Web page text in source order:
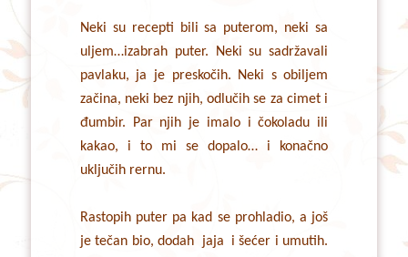
Neki su recepti bili sa puterom, neki sa
uljem…izabrah puter. Neki su sadržavali
pavlaku, ja je preskočih. Neki s obiljem
začina, neki bez njih, odlučih se za cimet i
đumbir. Par njih je imalo i čokoladu ili
kakao, i to mi se dopalo… i konačno
uključih rernu.
Rastopih puter pa kad se prohladio, a još
je tečan bio, dodah jaja i šećer i umutih.